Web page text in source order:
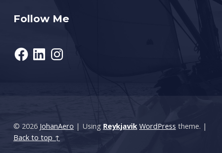
Follow Me
FacebookLinkedInInstagram
© 2026 JohanAero | Using Reykjavik WordPress theme. |
Back to top ↑